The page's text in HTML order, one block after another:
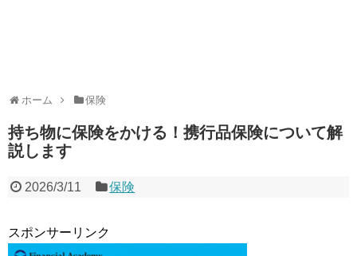
ホーム 保険
持ち物に保険をかける！携行品保険について解
説します
2026/3/11 保険
スポンサーリンク